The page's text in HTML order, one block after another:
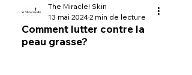
Comment lutter contre la
peau grasse?
The Miracle! Skin
13 mai 20242 min de lecture